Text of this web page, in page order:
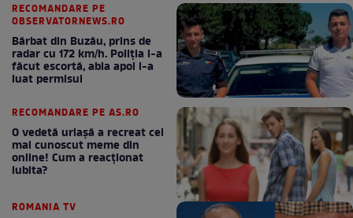
RECOMANDARE PE
OBSERVATORNEWS.RO
Bărbat din Buzău, prins de
radar cu 172 km/h. Poliţia i-a
făcut escortă, abia apoi i-a
luat permisul
RECOMANDARE PE AS.RO
O vedetă uriașă a recreat cel
mai cunoscut meme din
online! Cum a reacționat
iubita?
ROMANIA TV